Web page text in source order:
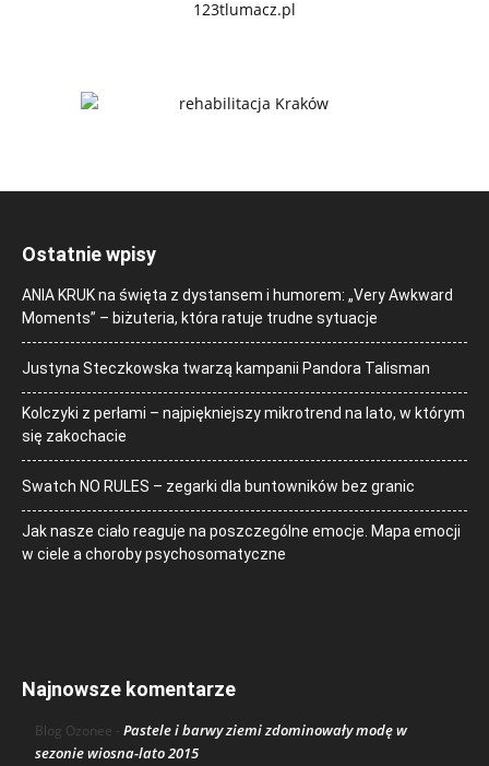
Ostatnie wpisy
ANIA KRUK na święta z dystansem i humorem: „Very Awkward
Moments” – biżuteria, która ratuje trudne sytuacje
Justyna Steczkowska twarzą kampanii Pandora Talisman
Kolczyki z perłami – najpiękniejszy mikrotrend na lato, w którym
się zakochacie
Swatch NO RULES – zegarki dla buntowników bez granic
Jak nasze ciało reaguje na poszczególne emocje. Mapa emocji
w ciele a choroby psychosomatyczne
Najnowsze komentarze
Blog Ozonee - Pastele i barwy ziemi zdominowały modę w
sezonie wiosna-lato 2015